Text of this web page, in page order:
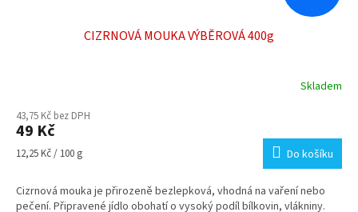
CIZRNOVÁ MOUKA VÝBĚROVÁ 400g
produktu
je
5,0
hvězdiček.
Skladem
43,75 Kč bez DPH
49 Kč
Měrná
12,25 Kč / 100 g Do košíku
Cizrnová mouka je přirozeně bezlepková, vhodná na vaření nebo
pečení. Připravené jídlo obohatí o vysoký podíl bílkovin, vlákniny.